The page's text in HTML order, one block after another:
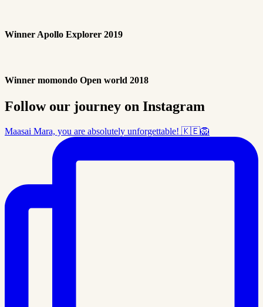
Winner Apollo Explorer 2019
Winner momondo Open world 2018
Follow our journey on Instagram
Maasai Mara, you are absolutely unforgettable! 🇰🇪🦁